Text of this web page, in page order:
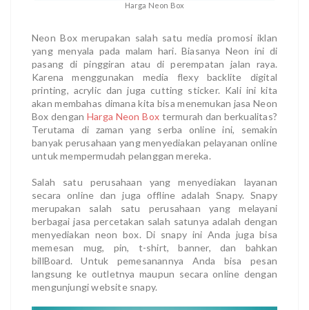
Harga Neon Box
Neon Box merupakan salah satu media promosi iklan
yang menyala pada malam hari. Biasanya Neon ini di
pasang di pinggiran atau di perempatan jalan raya.
Karena menggunakan media flexy backlite digital
printing, acrylic dan juga cutting sticker. Kali ini kita
akan membahas dimana kita bisa menemukan jasa Neon
Box dengan Harga Neon Box termurah dan berkualitas?
Terutama di zaman yang serba online ini, semakin
banyak perusahaan yang menyediakan pelayanan online
untuk mempermudah pelanggan mereka.
Salah satu perusahaan yang menyediakan layanan
secara online dan juga offline adalah Snapy. Snapy
merupakan salah satu perusahaan yang melayani
berbagai jasa percetakan salah satunya adalah dengan
menyediakan neon box. Di snapy ini Anda juga bisa
memesan mug, pin, t-shirt, banner, dan bahkan
billBoard. Untuk pemesanannya Anda bisa pesan
langsung ke outletnya maupun secara online dengan
mengunjungi website snapy.